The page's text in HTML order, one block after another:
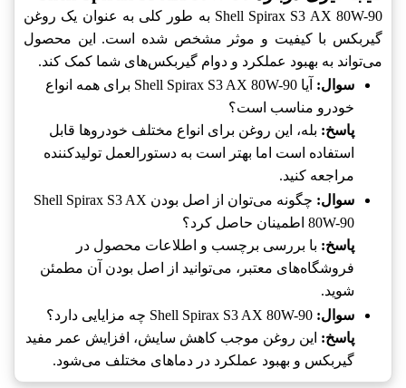
Shell Spirax S3 AX 80W-90 به طور کلی به عنوان یک روغن
گیربکس با کیفیت و موثر مشخص شده است. این محصول
می‌تواند به بهبود عملکرد و دوام گیربکس‌های شما کمک کند.
سوال:
آیا Shell Spirax S3 AX 80W-90 برای همه انواع
خودرو مناسب است؟
پاسخ: بله، این روغن برای انواع مختلف خودروها قابل
استفاده است اما بهتر است به دستورالعمل تولیدکننده
مراجعه کنید.
سوال:
چگونه می‌توان از اصل بودن Shell Spirax S3 AX
80W-90 اطمینان حاصل کرد؟
پاسخ: با بررسی برچسب و اطلاعات محصول در
فروشگاه‌های معتبر، می‌توانید از اصل بودن آن مطمئن
شوید.
سوال:
پاسخ: این روغن موجب کاهش سایش، افزایش عمر مفید
گیربکس و بهبود عملکرد در دماهای مختلف می‌شود.